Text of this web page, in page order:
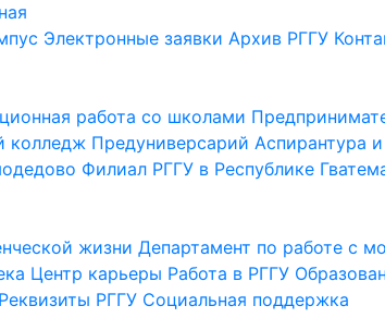
Электронные заявки Архив РГГУ
работа со школами
колледж Предуниверсарий Аспирантура
Филиал РГГУ в Республике
жизни Департамент по работе с
Центр карьеры Работа в РГГУ
Реквизиты РГГУ Социальная поддержка